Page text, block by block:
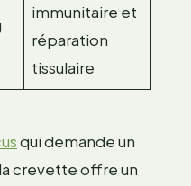
immunitaire et
réparation
tissulaire
qui demande un
crevette offre un